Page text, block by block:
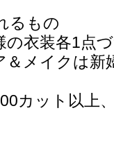
るもの
の衣装各1点
＆メイクは新
カット以上